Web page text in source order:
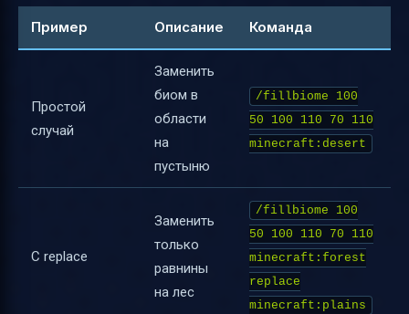
Пример Описание Команда
Простой
случай
Заменить
биом в
области
на
пустыню
/fillbiome 100
50 100 110 70 110
minecraft:desert
С replace
Заменить
только
равнины
на лес
/fillbiome 100
50 100 110 70 110
minecraft:forest
replace
minecraft:plains